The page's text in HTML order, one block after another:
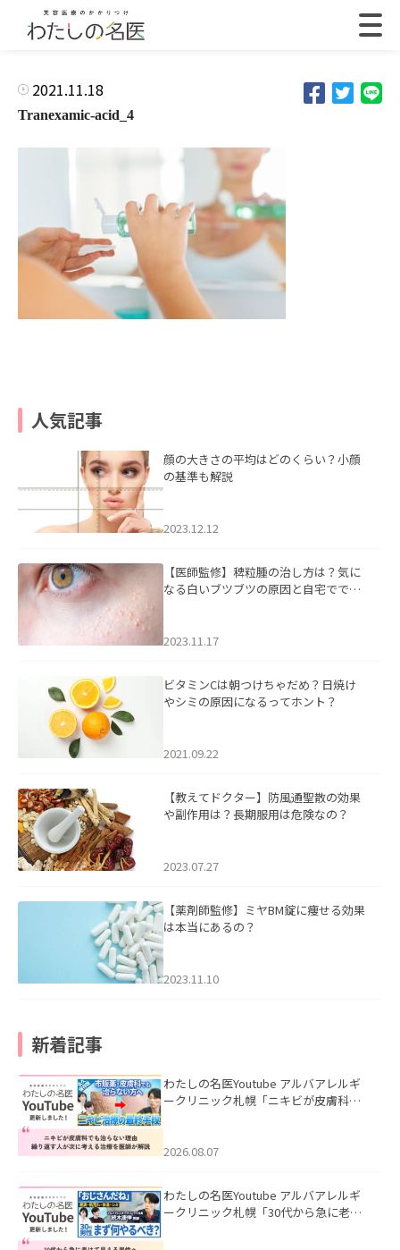
2021.11.18
Tranexamic-acid_4
人気記事
顔の大きさの平均はどのくらい？小顔
の基準も解説
2023.12.12
【医師監修】稗粒腫の治し方は？気に
なる白いブツブツの原因と自宅ででき
2023.11.17
ビタミンCは朝つけちゃだめ？日焼け
やシミの原因になるってホント？
2021.09.22
【教えてドクター】防風通聖散の効果
や副作用は？長期服用は危険なの？
2023.07.27
【薬剤師監修】ミヤBM錠に痩せる効果
は本当にあるの？
2023.11.10
新着記事
わたしの名医Youtube アルバアレルギ
ークリニック札幌「ニキビが皮膚科で
ました。
2026.08.07
わたしの名医Youtube アルバアレルギ
ークリニック札幌「30代から急に老け